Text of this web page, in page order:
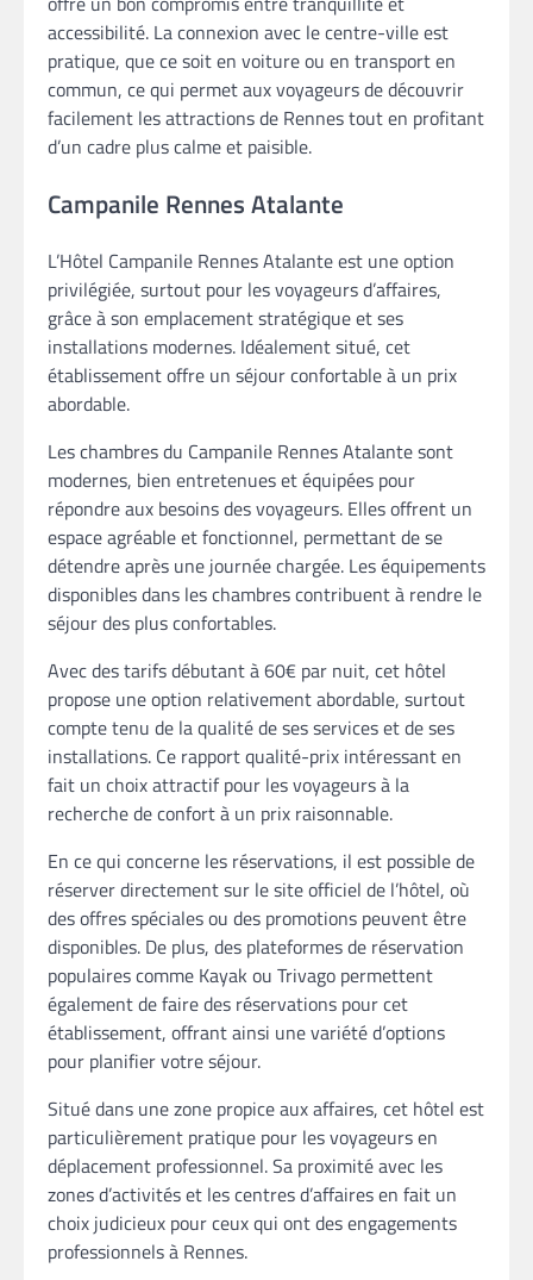
accessibilité. La connexion avec le centre-ville est
pratique, que ce soit en voiture ou en transport en
commun, ce qui permet aux voyageurs de découvrir
facilement les attractions de Rennes tout en profitant
d’un cadre plus calme et paisible.
Campanile Rennes Atalante
L’Hôtel Campanile Rennes Atalante est une option
privilégiée, surtout pour les voyageurs d’affaires,
grâce à son emplacement stratégique et ses
installations modernes. Idéalement situé, cet
établissement offre un séjour confortable à un prix
abordable.
Les chambres du Campanile Rennes Atalante sont
modernes, bien entretenues et équipées pour
répondre aux besoins des voyageurs. Elles offrent un
espace agréable et fonctionnel, permettant de se
détendre après une journée chargée. Les équipements
disponibles dans les chambres contribuent à rendre le
séjour des plus confortables.
Avec des tarifs débutant à 60€ par nuit, cet hôtel
propose une option relativement abordable, surtout
compte tenu de la qualité de ses services et de ses
installations. Ce rapport qualité-prix intéressant en
fait un choix attractif pour les voyageurs à la
recherche de confort à un prix raisonnable.
En ce qui concerne les réservations, il est possible de
réserver directement sur le site officiel de l’hôtel, où
des offres spéciales ou des promotions peuvent être
disponibles. De plus, des plateformes de réservation
populaires comme Kayak ou Trivago permettent
également de faire des réservations pour cet
établissement, offrant ainsi une variété d’options
pour planifier votre séjour.
Situé dans une zone propice aux affaires, cet hôtel est
particulièrement pratique pour les voyageurs en
déplacement professionnel. Sa proximité avec les
zones d’activités et les centres d’affaires en fait un
choix judicieux pour ceux qui ont des engagements
professionnels à Rennes.